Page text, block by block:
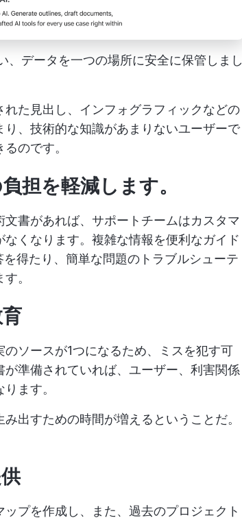
データを一つの場所に安全に保管しまし
た見出し、インフォグラフィックなどの
、技術的な知識があまりないユーザーで
のです。
担を軽減します。
書があれば、サポートチームはカスタマ
くなります。複雑な情報を便利なガイド
得たり、簡単な問題のトラブルシューテ
。
ソースが1つになるため、ミスを犯す可
準備されていれば、ユーザー、利害関係
ます。
出すための時間が増えるということだ。
プを作成し、また、過去のプロジェクト